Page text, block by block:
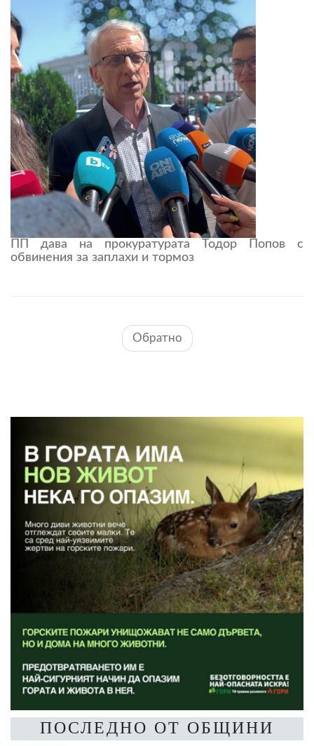
ПП дава на прокуратурата Тодор Попов с
обвинения за заплахи и тормоз
Обратно
ПОСЛЕДНО ОТ ОБЩИНИ